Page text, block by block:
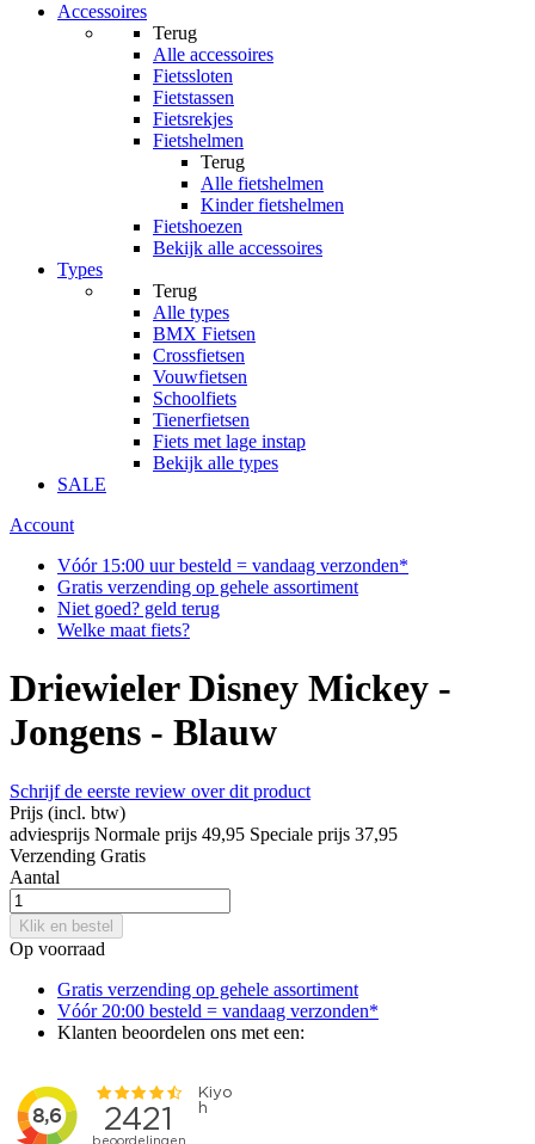
Accessoires
Terug
Alle accessoires
Fietssloten
Fietstassen
Fietsrekjes
Fietshelmen
Terug
Alle fietshelmen
Kinder fietshelmen
Fietshoezen
Bekijk alle accessoires
Types
Terug
Alle types
BMX Fietsen
Crossfietsen
Vouwfietsen
Schoolfiets
Tienerfietsen
Fiets met lage instap
Bekijk alle types
SALE
Account
Vóór 15:00 uur besteld = vandaag verzonden*
Gratis verzending op gehele assortiment
Niet goed? geld terug
Welke maat fiets?
Driewieler Disney Mickey -
Jongens - Blauw
Schrijf de eerste review over dit product
Prijs (incl. btw)
adviesprijs Normale prijs 49,95 Speciale prijs 37,95
Verzending Gratis
Aantal
Klik en bestel
Op voorraad
Gratis verzending op gehele assortiment
Vóór 20:00 besteld = vandaag verzonden*
Klanten beoordelen ons met een: